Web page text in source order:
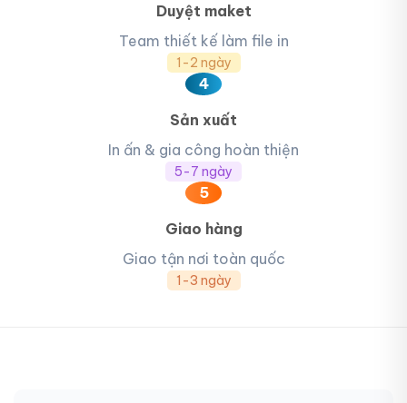
Duyệt maket
Team thiết kế làm file in
1-2 ngày
4
Sản xuất
In ấn & gia công hoàn thiện
5-7 ngày
5
Giao hàng
Giao tận nơi toàn quốc
1-3 ngày